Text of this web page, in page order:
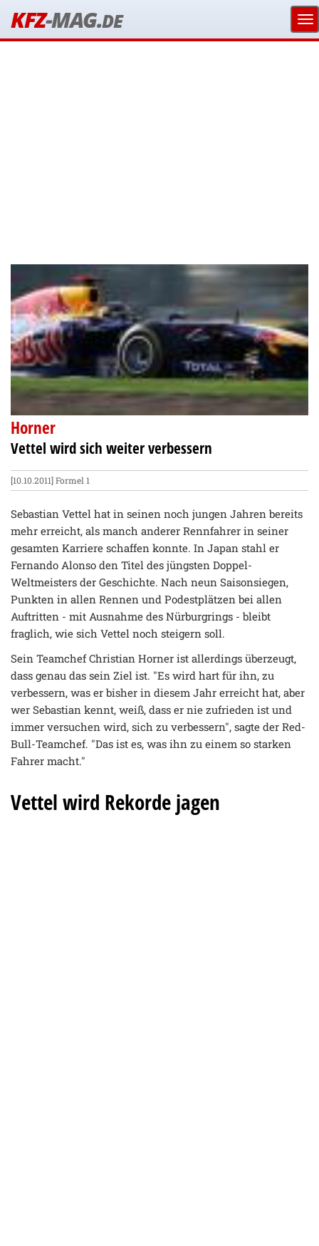
KFZ-MAG.DE
Horner
Vettel wird sich weiter verbessern
[10.10.2011]Formel 1
Sebastian Vettel hat in seinen noch jungen Jahren bereits
mehr erreicht, als manch anderer Rennfahrer in seiner
gesamten Karriere schaffen konnte. In Japan stahl er
Fernando Alonso den Titel des jüngsten Doppel-
Weltmeisters der Geschichte. Nach neun Saisonsiegen,
Punkten in allen Rennen und Podestplätzen bei allen
Auftritten - mit Ausnahme des Nürburgrings - bleibt
fraglich, wie sich Vettel noch steigern soll.
Sein Teamchef Christian Horner ist allerdings überzeugt,
dass genau das sein Ziel ist. "Es wird hart für ihn, zu
verbessern, was er bisher in diesem Jahr erreicht hat, aber
wer Sebastian kennt, weiß, dass er nie zufrieden ist und
immer versuchen wird, sich zu verbessern", sagte der Red-
Bull-Teamchef. "Das ist es, was ihn zu einem so starken
Fahrer macht."
Vettel wird Rekorde jagen